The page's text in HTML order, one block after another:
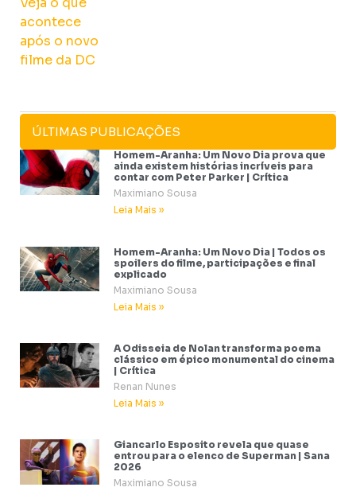
ÚLTIMAS PUBLICAÇÕES
Homem-Aranha: Um Novo Dia prova que
ainda existem histórias incríveis para
contar com Peter Parker | Crítica
Maximiano Sousa
Leia Mais »
Homem-Aranha: Um Novo Dia | Todos os
spoilers do filme, participações e final
explicado
Maximiano Sousa
Leia Mais »
A Odisseia de Nolan transforma poema
clássico em épico monumental do cinema
| Crítica
Renan Nunes
Leia Mais »
Giancarlo Esposito revela que quase
entrou para o elenco de Superman | Sana
2026
Maximiano Sousa